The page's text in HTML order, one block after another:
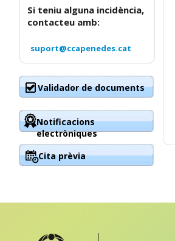
Si teniu alguna incidència,
contacteu amb:
suport@ccapenedes.cat
Validador de documents
Notificacions
electròniques
Cita prèvia